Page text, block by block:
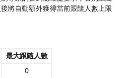
將自動額外獲得當前跟隨人數上限
最大跟隨人數
0